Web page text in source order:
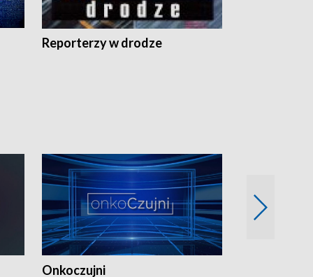
Reporterzy w drodze
Onkoczujni